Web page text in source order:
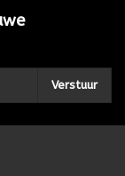
Verstuur